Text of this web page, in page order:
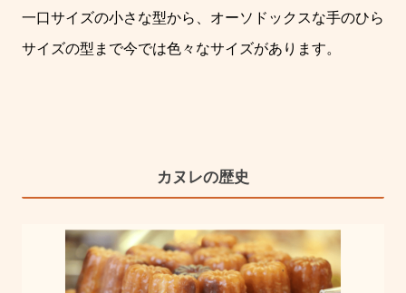
一口サイズの小さな型から、オーソドックスな手のひら
サイズの型まで今では色々なサイズがあります。
カヌレの歴史